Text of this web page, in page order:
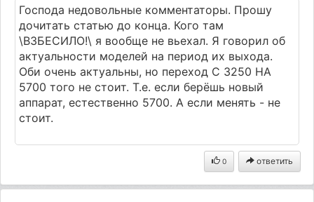
Господа недовольные комментаторы. Прошу
дочитать статью до конца. Кого там
\ВЗБЕСИЛО!\ я вообще не вьехал. Я говорил об
актуальности моделей на период их выхода.
Оби очень актуальны, но переход С 3250 НА
5700 того не стоит. Т.е. если берёшь новый
аппарат, естественно 5700. А если менять - не
стоит.
0 ответить